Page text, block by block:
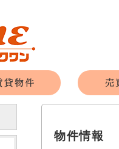
物件情報